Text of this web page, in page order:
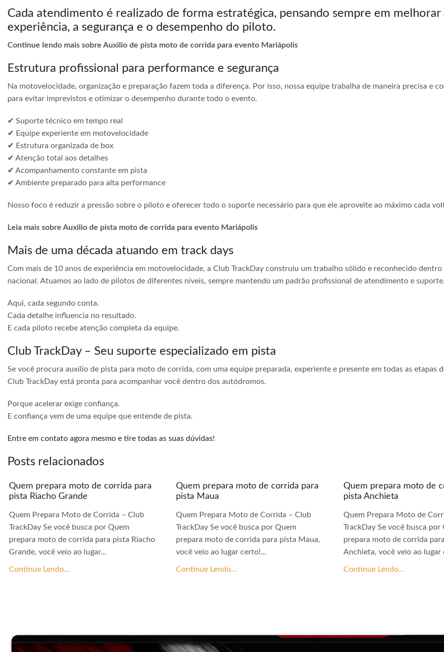
Cada atendimento é realizado de forma estratégica, pensando sempre em melhorar
experiência, a segurança e o desempenho do piloto.
Continue lendo mais sobre Auxilio de pista moto de corrida para evento Mariápolis
Estrutura profissional para performance e segurança
Na motovelocidade, organização e preparação fazem toda a diferença. Por isso, nossa equipe trabalha de maneira precisa e
para evitar imprevistos e otimizar o desempenho durante todo o evento.
✔ Suporte técnico em tempo real
✔ Equipe experiente em motovelocidade
✔ Estrutura organizada de box
✔ Atenção total aos detalhes
✔ Acompanhamento constante em pista
✔ Ambiente preparado para alta performance
Nosso foco é reduzir a pressão sobre o piloto e oferecer todo o suporte necessário para que ele aproveite ao máximo cada
Leia mais sobre Auxilio de pista moto de corrida para evento Mariápolis
Mais de uma década atuando em track days
Com mais de 10 anos de experiência em motovelocidade, a Club TrackDay construiu um trabalho sólido e reconhecido
nacional. Atuamos ao lado de pilotos de diferentes níveis, sempre mantendo um padrão profissional de atendimento e suporte.
Aqui, cada segundo conta.
Cada detalhe influencia no resultado.
E cada piloto recebe atenção completa da equipe.
Club TrackDay – Seu suporte especializado em pista
Se você procura auxílio de pista para moto de corrida, com uma equipe preparada, experiente e presente em todas as etapas
Club TrackDay está pronta para acompanhar você dentro dos autódromos.
Porque acelerar exige confiança.
E confiança vem de uma equipe que entende de pista.
Entre em contato agora mesmo e tire todas as suas dúvidas!
Posts relacionados
Quem prepara moto de corrida para
pista Riacho Grande
Quem Prepara Moto de Corrida – Club
TrackDay Se você busca por Quem
prepara moto de corrida para pista Riacho
Grande, você veio ao lugar...
Continue Lendo...
Quem prepara moto de corrida para
pista Maua
Quem Prepara Moto de Corrida – Club
TrackDay Se você busca por Quem
prepara moto de corrida para pista Maua,
você veio ao lugar certo!...
Continue Lendo...
Quem prepara moto de
pista Anchieta
Quem Prepara Moto de
TrackDay Se você busca por
prepara moto de corrida
Anchieta, você veio ao lugar
Continue Lendo...